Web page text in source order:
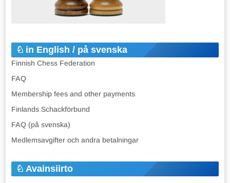
in English / på svenska
Finnish Chess Federation
FAQ
Membership fees and other payments
Finlands Schackförbund
FAQ (på svenska)
Medlemsavgifter och andra betalningar
Avainsiirto